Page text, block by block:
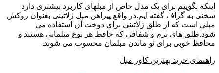
اینکه بگوییم برای یک مدل خاص از مبلهای کاربرد بیشتری دارد
سخنی به گزاف گفته ایم.در واقع پیراهن مبل ژلاتینی بعنوان روکش
مبلی است که از طلق ژلاتینی برای دوخت آن استفاده می
شود.طلق های نرم و شفافی که حافظ هر نوع مبلمانی هستند و
محافظ خوبی برای نو ماندن مبلمان محسوب می شوند.
راهنمای خرید بهترین کاور مبل